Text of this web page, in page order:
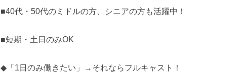
■40代・50代のミドルの方、シニアの方も活躍中！
■短期・土日のみOK
◆「1日のみ働きたい」→それならフルキャスト！